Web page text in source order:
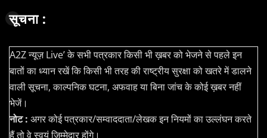
सूचना :
A2Z न्यूज़ Live’ के सभी पत्रकार किसी भी ख़बर को भेजने से पहले इन
बातों का ध्यान रखें कि किसी भी तरह की राष्ट्रीय सुरक्षा को खतरे में डालने
वाली सूचना, काल्पनिक घटना, अफवाह या बिना जांच के कोई ख़बर नहीं
भेजें।
नोट : अगर कोई पत्रकार/सम्वाददाता/लेखक इन नियमों का उल्लंघन करते
हैं तो वे स्वयं जिम्मेदार होंगे।